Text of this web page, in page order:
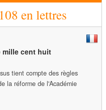
en lettres
mille cent huit
tient compte des règles
la réforme de l'Académie